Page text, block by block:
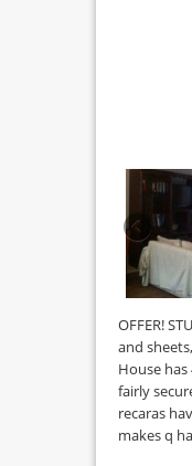
OFFER!
and
House
fairly
recaras
makes q